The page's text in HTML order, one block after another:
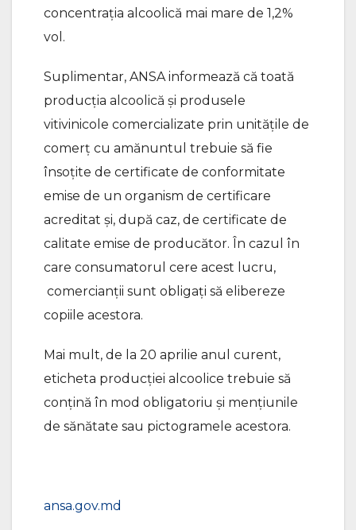
concentrația alcoolică mai mare de 1,2%
vol.
Suplimentar, ANSA informează că toată
producția alcoolică și produsele
vitivinicole comercializate prin unitățile de
comerț cu amănuntul trebuie să fie
însoțite de certificate de conformitate
emise de un organism de certificare
acreditat și, după caz, de certificate de
calitate emise de producător. În cazul în
care consumatorul cere acest lucru,
comercianții sunt obligați să elibereze
copiile acestora.
Mai mult, de la 20 aprilie anul curent,
eticheta producției alcoolice trebuie să
conțină în mod obligatoriu și mențiunile
de sănătate sau pictogramele acestora.
ansa.gov.md